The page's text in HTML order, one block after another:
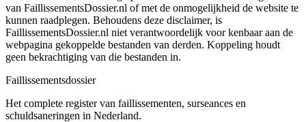
van FaillissementsDossier.nl of met de onmogelijkheid de website te
kunnen raadplegen. Behoudens deze disclaimer, is
FaillissementsDossier.nl niet verantwoordelijk voor kenbaar aan de
webpagina gekoppelde bestanden van derden. Koppeling houdt
geen bekrachtiging van die bestanden in.
Faillissementsdossier
Het complete register van faillissementen, surseances en
schuldsaneringen in Nederland.